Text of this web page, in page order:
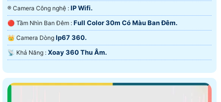
®️ Camera Công nghệ : IP Wifi.
🔴 Tầm Nhìn Ban Đêm : Full Color 30m Có Màu Ban Đêm.
👑 Camera Dòng Ip67 360.
️📡 Khả Năng : Xoay 360 Thu Âm.